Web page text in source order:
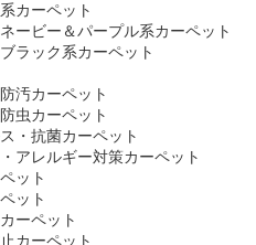
カーペット
ービー＆パープル系カーペット
ラック系カーペット
汚カーペット
虫カーペット
・抗菌カーペット
アレルギー対策カーペット
ット
ット
ーペット
カーペット